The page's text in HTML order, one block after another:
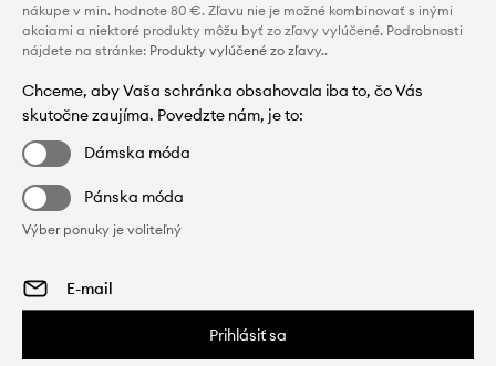
nákupe v min. hodnote 80 €. Zľavu nie je možné kombinovať s inými
akciami a niektoré produkty môžu byť zo zľavy vylúčené. Podrobnosti
nájdete na stránke: Produkty vylúčené zo zľavy..
Chceme, aby Vaša schránka obsahovala iba to, čo Vás
skutočne zaujíma. Povedzte nám, je to:
Dámska móda
Pánska móda
Výber ponuky je voliteľný
Prihlásiť sa